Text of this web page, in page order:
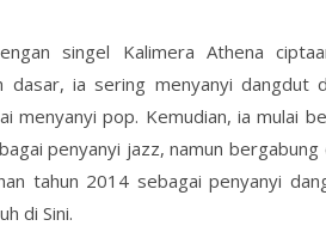
singel Kalimera Athena
dasar, ia sering menyanyi dangdut
menyanyi pop. Kemudian, ia mulai
penyanyi jazz, namun bergabung
tahun 2014 sebagai penyanyi
di Sini.